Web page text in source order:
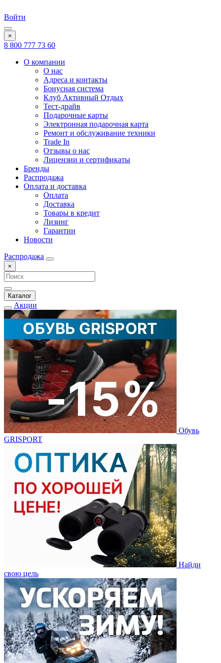
Войти
×
8 800 777 73 60
О компании
О нас
Адреса и контакты
Бонусная система
Клуб Активный Отдых
Тест-драйв
Подарочные карты
Электронная подарочная карта
Ремонт и обслуживание техники
Trade In
Отзывы о нас
Лицензии и сертификаты
Бренды
Распродажа
Оплата и доставка
Оплата
Доставка
Товары в кредит
Лизинг
Гарантии
Новости
Распродажа
×
Каталог
Акции
Обувь
GRISPORT
Найди
свою цель